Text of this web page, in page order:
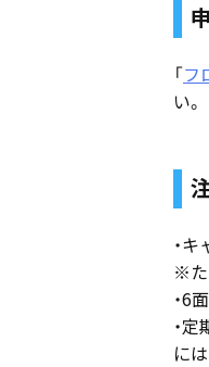
「フ
い。
・
※た
・6
・
に